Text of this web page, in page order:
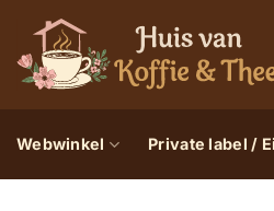
naar
inhoud
Webwinkel Private label /